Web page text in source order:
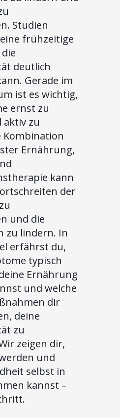
Studien
frühzeitige
deutlich
Gerade im
ist es wichtig,
ernst zu
aktiv zu
Kombination
Ernährung,
kann
der
und die
zu lindern. In
erfährst du,
typisch
Ernährung
und welche
dir
deine
zu
zeigen dir,
und
selbst in
kannst –